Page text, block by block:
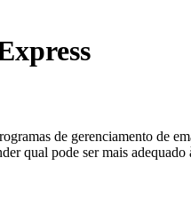
de gerenciamento de
qual pode ser mais adequado